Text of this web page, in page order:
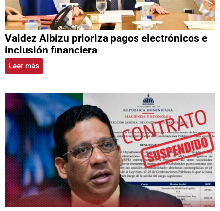
Valdez Albizu prioriza pagos electrónicos e
inclusión financiera
Leer más